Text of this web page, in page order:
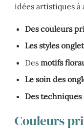
idées artistiques
Des couleurs
Les styles
Des motifs
Le soin des
Des
Couleurs